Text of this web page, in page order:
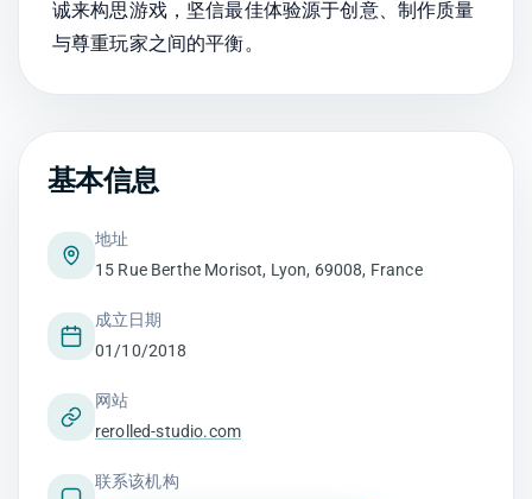
诚来构思游戏，坚信最佳体验源于创意、制作质量
与尊重玩家之间的平衡。
基本信息
地址
15 Rue Berthe Morisot, Lyon, 69008, France
成立日期
01/10/2018
网站
rerolled-studio.com
联系该机构